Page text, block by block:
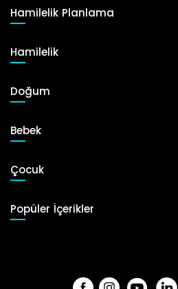
Hamilelik Planlama
Hamilelik
Doğum
Bebek
Çocuk
Popüler İçerikler